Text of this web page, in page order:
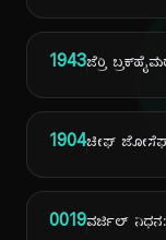
1943ಜೆರ್ರಿ
1904ಚೀಫ್
0019ವರ್ಜಿಲ್